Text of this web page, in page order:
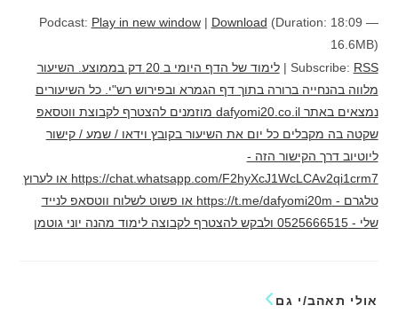
Podcast: Play in new window| Download (Duration: 18:09 —
16.6MB)
Subscribe: RSS
|
לימוד של הדף היומי ב 20 דק בממוצע. השיעור
מלווה בהנחייה ברורה בתוך דף הגמרא ובפירוש רש"י. כל השיעורים
נמצאים באתר dafyomi20.co.il מוזמנים להצטרף לקבוצת ווטסאפ
שקטה בה מקבלים כל יום את השיעור בקובץ וידאו / שמע / קישור
ליוטיוב דרך הקישור הזה -
https://chat.whatsapp.com/F2hyXcJ1WcLCAv2qi1crm7 או לערוץ
טלגרם - https://t.me/dafyomi20m או פשוט לשלוח ווטסאפ לנייד
שלי - 0525666515 ולבקש להצטרף לקבוצה לימוד מהנה יוני גוטמן
אולי תאהב/י גם